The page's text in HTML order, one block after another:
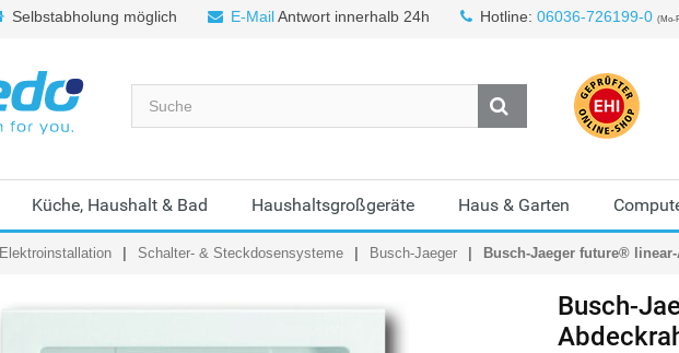
Selbstabholung möglich E-MailAntwort innerhalb 24h Hotline: 06036-726199-0 (Mo-
Küche, Haushalt & Bad Haushaltsgroßgeräte Haus & Garten
Elektroinstallation Schalter- & Steckdosensysteme Busch-Jaeger Busch-Jaeger future® linear-
Busch-